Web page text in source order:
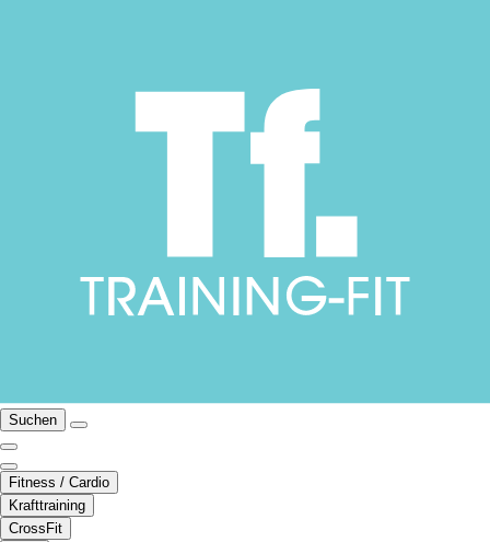
Suchen
Fitness / Cardio
Krafttraining
CrossFit